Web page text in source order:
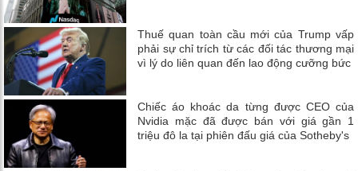
Thuế quan toàn cầu mới của Trump vấp
phải sự chỉ trích từ các đối tác thương mại
vì lý do liên quan đến lao động cưỡng bức
Chiếc áo khoác da từng được CEO của
Nvidia mặc đã được bán với giá gần 1
triệu đô la tại phiên đấu giá của Sotheby's